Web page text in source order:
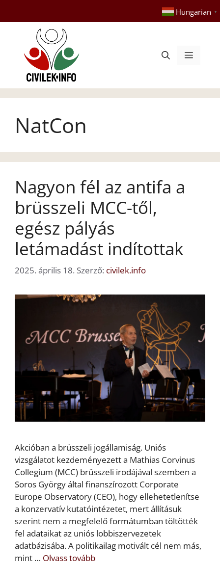
tartalomba
Hungarian ▼
Menü
NatCon
Nagyon fél az antifa a
brüsszeli MCC-től,
egész pályás
letámadást indítottak
2025. április 18. Szerző: civilek.info
Akcióban a brüsszeli jogállamiság. Uniós
vizsgálatot kezdeményezett a Mathias Corvinus
Collegium (MCC) brüsszeli irodájával szemben a
Soros György által finanszírozott Corporate
Europe Observatory (CEO), hogy ellehetetlenítse
a konzervatív kutatóintézetet, mert állításuk
szerint nem a megfelelő formátumban töltötték
fel adataikat az uniós lobbiszervezetek
adatbázisába. A politikailag motivált cél nem más,
mint … Olvass tovább